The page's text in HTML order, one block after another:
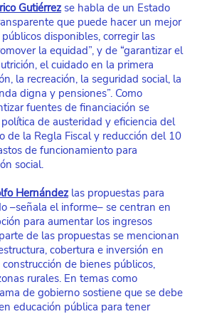
Gutiérrez se habla de un Estado
que puede hacer un mejor
disponibles, corregir las
la equidad”, y de “garantizar el
el cuidado en la primera
la recreación, la seguridad social, la
digna y pensiones”. Como
fuentes de financiación se
de austeridad y eficiencia del
de la Regla Fiscal y reducción del 10
de funcionamiento para
social.
Hernández las propuestas para
–señala el informe– se centran en
para aumentar los ingresos
de las propuestas se mencionan
cobertura e inversión en
de bienes públicos,
rurales. En temas como
de gobierno sostiene que se debe
educación pública para tener